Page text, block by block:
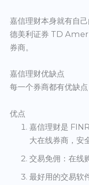
嘉信理财本身就有自
德美利证券 TD
券商。
嘉信理财优缺点
每一个券商都有优缺点
优点
嘉信理财是
大在线券商，安
交易免佣：在线
最好用的交易